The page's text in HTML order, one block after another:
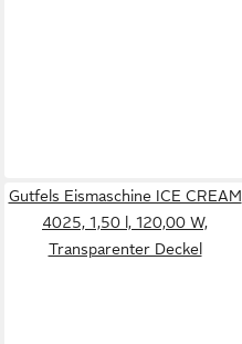
Gutfels Eismaschine ICE CREAM
4025, 1,50 l, 120,00 W,
Transparenter Deckel